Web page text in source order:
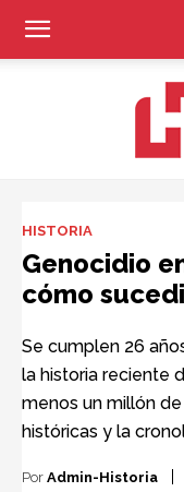
HISTORIA
Genocidio
cómo
Se cumplen 26
la historia reciente
menos un millón de
históricas y la
Por Admin-Historia